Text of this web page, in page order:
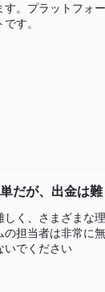
。プラットフォ
す。
だが、出金は
く、さまざまな
担当者は非常に
いでください